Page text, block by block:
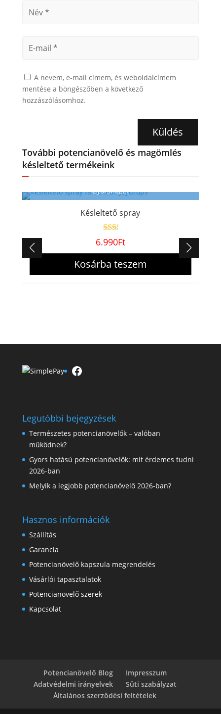
A nevem, e-mail címem, és weboldalcímem
mentése a böngészőben a következő
hozzászólásomhoz.
Küldés
További potencianövelő és magömlés
késleltető termékeink
Gyorsnézet
Késleltető spray
6.990Ft
Kosárba teszem
Facebook
Legutóbbi bejegyzések
Természetes potencianövelők – valóban
működnek?
Gyors hatású potencianövelők: mit érdemes tudni
2026-ban
Melyik a legjobb potencianövelő 2026-ban?
Hasznos információk
Szállítás
Garancia
Potencianövelő kapszula megrendelés
Vásárlói tapasztalatok
Potencianövelő szerek
Kapcsolat
Potencianövelő Blog
Impresszum
Adatvédelmi irányelvek
Süti szabályzat
Általános szerződési feltételek